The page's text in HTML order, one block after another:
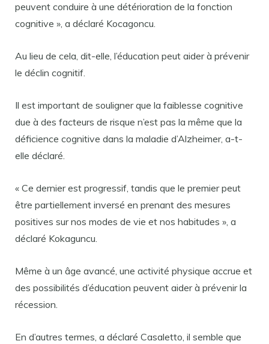
peuvent conduire à une détérioration de la fonction
cognitive », a déclaré Kocagoncu.
Au lieu de cela, dit-elle, l’éducation peut aider à prévenir
le déclin cognitif.
Il est important de souligner que la faiblesse cognitive
due à des facteurs de risque n’est pas la même que la
déficience cognitive dans la maladie d’Alzheimer, a-t-
elle déclaré.
« Ce dernier est progressif, tandis que le premier peut
être partiellement inversé en prenant des mesures
positives sur nos modes de vie et nos habitudes », a
déclaré Kokaguncu.
Même à un âge avancé, une activité physique accrue et
des possibilités d’éducation peuvent aider à prévenir la
récession.
En d’autres termes, a déclaré Casaletto, il semble que